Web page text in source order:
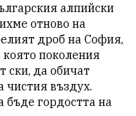
алпийски
отново на
дроб на София,
поколения
ски, да обичат
чистия въздух.
бъде гордостта на